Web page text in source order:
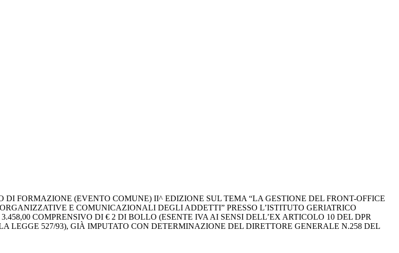
DI FORMAZIONE (EVENTO COMUNE) II^ EDIZIONE SUL TEMA “LA GESTIONE DEL FRONT-OFFICE
E COMUNICAZIONALI DEGLI ADDETTI” PRESSO L’ISTITUTO GERIATRICO
COMPRENSIVO DI € 2 DI BOLLO (ESENTE IVA AI SENSI DELL’EX ARTICOLO 10 DEL DPR
LEGGE 527/93), GIÀ IMPUTATO CON DETERMINAZIONE DEL DIRETTORE GENERALE N.258 DEL